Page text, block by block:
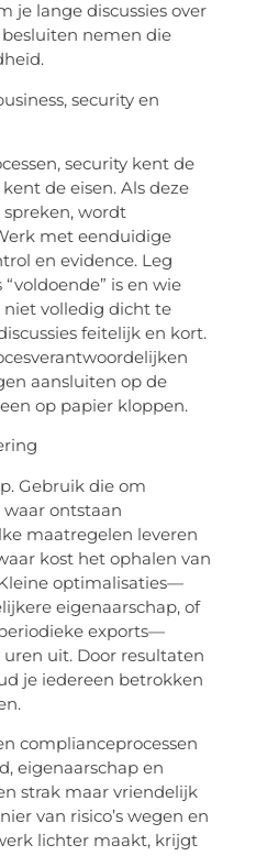
je lange discussies over
nemen die
security en
security kent de
de eisen. Als deze
wordt
met eenduidige
enevidence. Leg
is en wie
niet volledig dicht te
feitelijk en kort.
aansluiten op de
op papier kloppen.
Gebruik die om
ontstaan
maatregelen leveren
kost het ophalen van
optimalisaties—
eigenaarschap, of
exports—
uren uit. Door resultaten
je iedereen betrokken
complianceprocessen
eigenaarschap en
strak maar vriendelijk
van risico’s wegen en
lichter maakt, krijgt